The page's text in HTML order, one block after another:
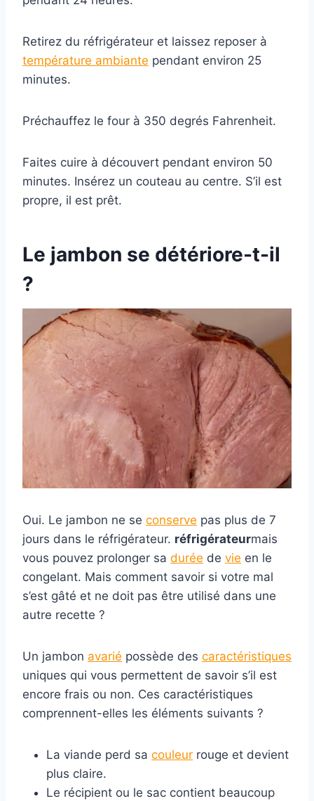
Retirez du réfrigérateur et laissez reposer à
température ambiante pendant environ 25
minutes.
Préchauffez le four à 350 degrés Fahrenheit.
Faites cuire à découvert pendant environ 50
minutes. Insérez un couteau au centre. S’il est
propre, il est prêt.
Le jambon se détériore-t-il
?
Oui. Le jambon ne se conserve pas plus de 7
jours dans le réfrigérateur. réfrigérateurmais
vous pouvez prolonger sa durée de vie en le
congelant. Mais comment savoir si votre mal
s’est gâté et ne doit pas être utilisé dans une
autre recette ?
Un jambon avarié possède des caractéristiques
uniques qui vous permettent de savoir s’il est
encore frais ou non. Ces caractéristiques
comprennent-elles les éléments suivants ?
La viande perd sa couleur rouge et devient
plus claire.
Le récipient ou le sac contient beaucoup